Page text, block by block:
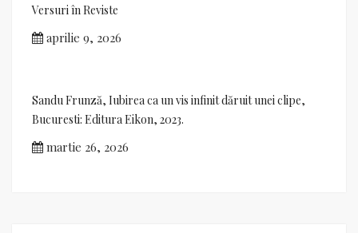
Versuri în Reviste
aprilie 9, 2026
Sandu Frunză, Iubirea ca un vis infinit dăruit unei clipe,
Bucuresti: Editura Eikon, 2023.
martie 26, 2026